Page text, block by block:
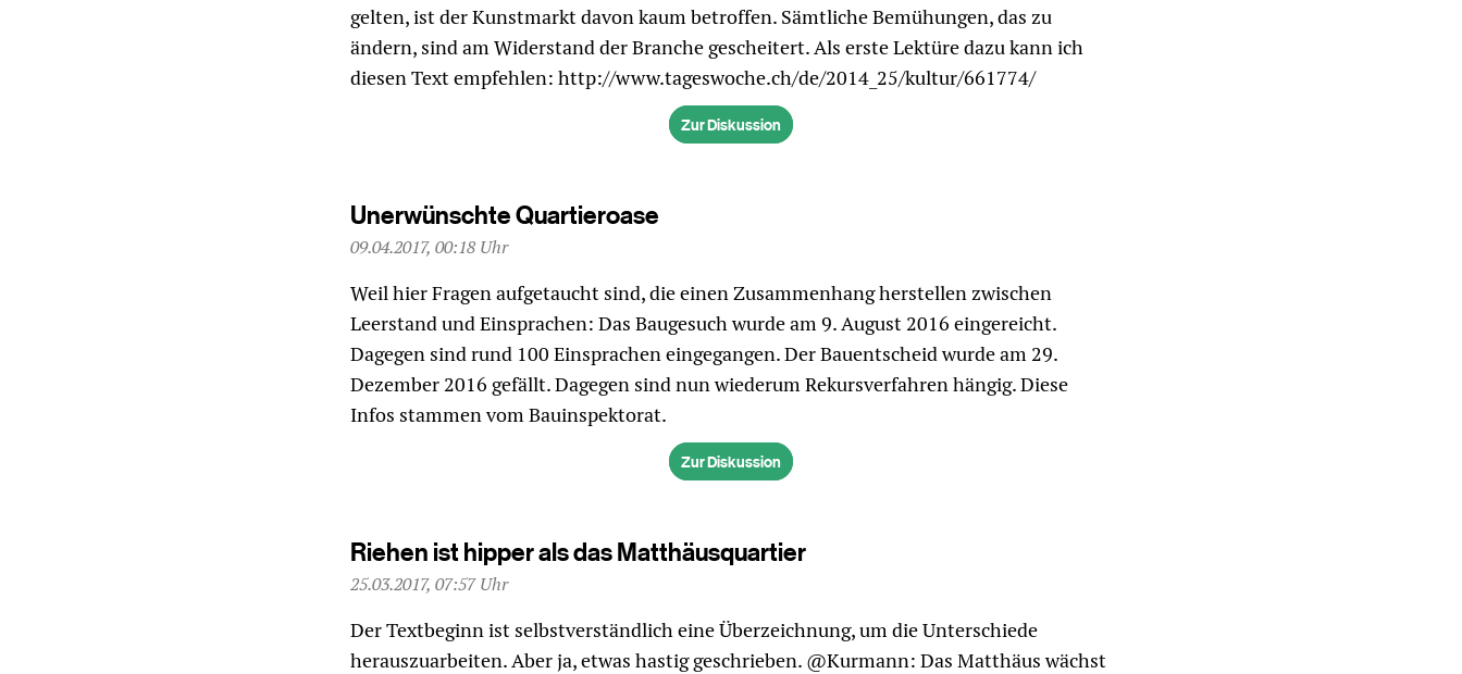
gelten, ist der Kunstmarkt davon kaum betroffen. Sämtliche Bemühungen, das zu
ändern, sind am Widerstand der Branche gescheitert. Als erste Lektüre dazu kann ich
diesen Text empfehlen: http://www.tageswoche.ch/de/2014_25/kultur/661774/
Zur Diskussion
Unerwünschte Quartieroase
09.04.2017, 00:18 Uhr
Weil hier Fragen aufgetaucht sind, die einen Zusammenhang herstellen zwischen
Leerstand und Einsprachen: Das Baugesuch wurde am 9. August 2016 eingereicht.
Dagegen sind rund 100 Einsprachen eingegangen. Der Bauentscheid wurde am 29.
Dezember 2016 gefällt. Dagegen sind nun wiederum Rekursverfahren hängig. Diese
Infos stammen vom Bauinspektorat.
Zur Diskussion
Riehen ist hipper als das Matthäusquartier
25.03.2017, 07:57 Uhr
Der Textbeginn ist selbstverständlich eine Überzeichnung, um die Unterschiede
herauszuarbeiten. Aber ja, etwas hastig geschrieben. @Kurmann: Das Matthäus wächst